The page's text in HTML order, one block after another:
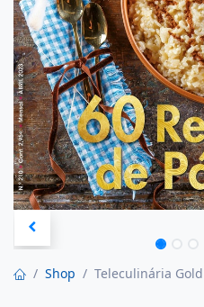
Shop Teleculinária